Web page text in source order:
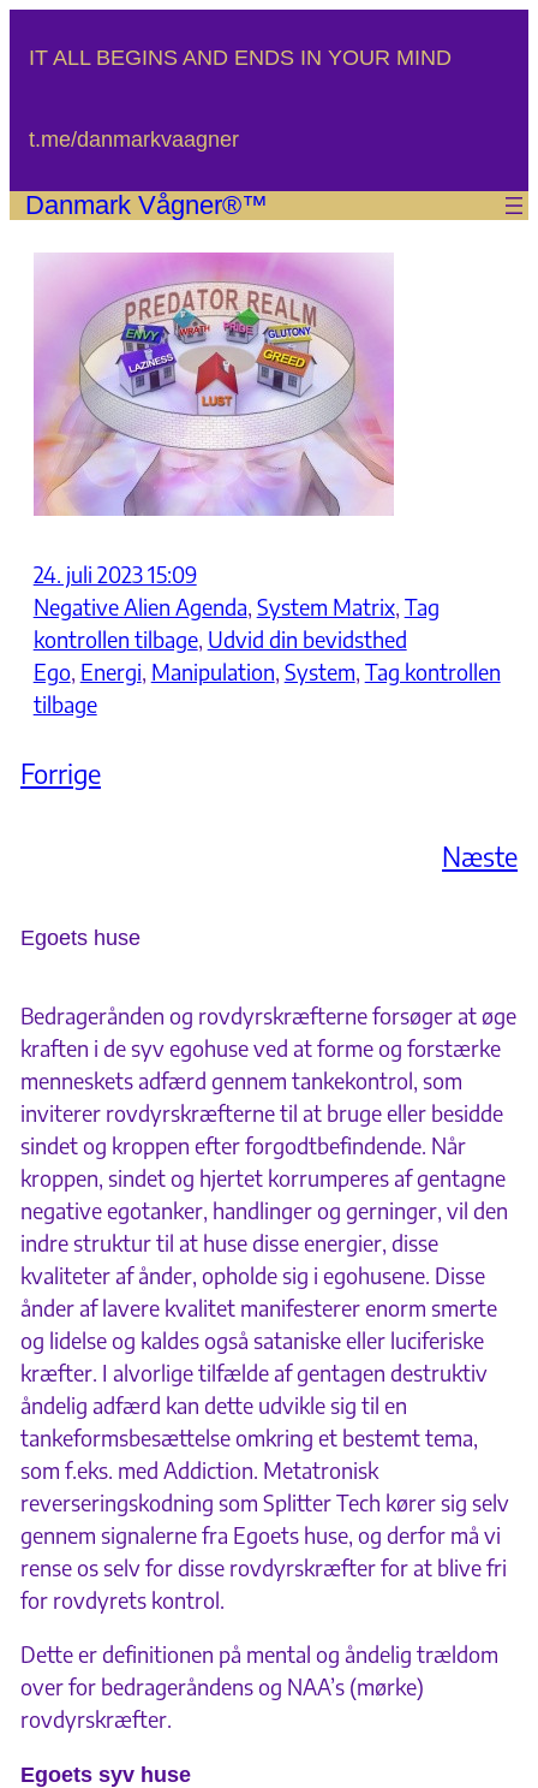
IT ALL BEGINS AND ENDS IN YOUR MIND
t.me/danmarkvaagner
Danmark Vågner®™
24. juli 2023 15:09
Negative Alien Agenda, System Matrix, Tag
kontrollen tilbage, Udvid din bevidsthed
Ego, Energi, Manipulation, System, Tag kontrollen
tilbage
Forrige
Næste
Egoets huse
Bedragerånden og rovdyrskræfterne forsøger at øge
kraften i de syv egohuse ved at forme og forstærke
menneskets adfærd gennem tankekontrol, som
inviterer rovdyrskræfterne til at bruge eller besidde
sindet og kroppen efter forgodtbefindende. Når
kroppen, sindet og hjertet korrumperes af gentagne
negative egotanker, handlinger og gerninger, vil den
indre struktur til at huse disse energier, disse
kvaliteter af ånder, opholde sig i egohusene. Disse
ånder af lavere kvalitet manifesterer enorm smerte
og lidelse og kaldes også sataniske eller luciferiske
kræfter. I alvorlige tilfælde af gentagen destruktiv
åndelig adfærd kan dette udvikle sig til en
tankeformsbesættelse omkring et bestemt tema,
som f.eks. med Addiction. Metatronisk
reverseringskodning som Splitter Tech kører sig selv
gennem signalerne fra Egoets huse, og derfor må vi
rense os selv for disse rovdyrskræfter for at blive fri
for rovdyrets kontrol.
Dette er definitionen på mental og åndelig trældom
over for bedrageråndens og NAA’s (mørke)
rovdyrskræfter.
Egoets syv huse